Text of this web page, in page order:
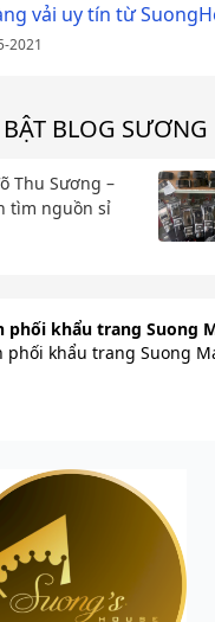
vải uy tín từ
2021
BLOG SƯƠNG
Thu Sương –
tìm nguồn sỉ
phối khẩu trang Suong
phối khẩu trang Suong